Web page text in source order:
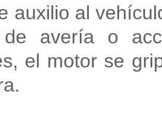
auxilio al
avería o
el motor se